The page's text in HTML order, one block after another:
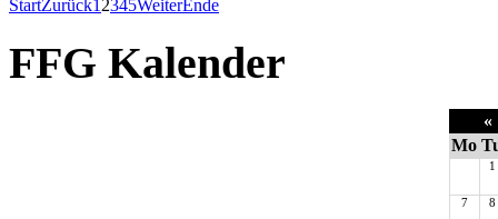
StartZurück1 2345WeiterEnde
FFG Kalender
«
Mo
1
7 8